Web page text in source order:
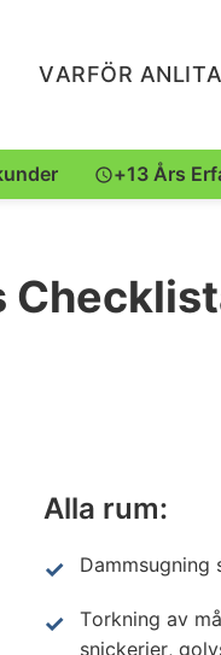
VARFÖR
+13 Års
Alla rum:
Torkning av
snickerier,